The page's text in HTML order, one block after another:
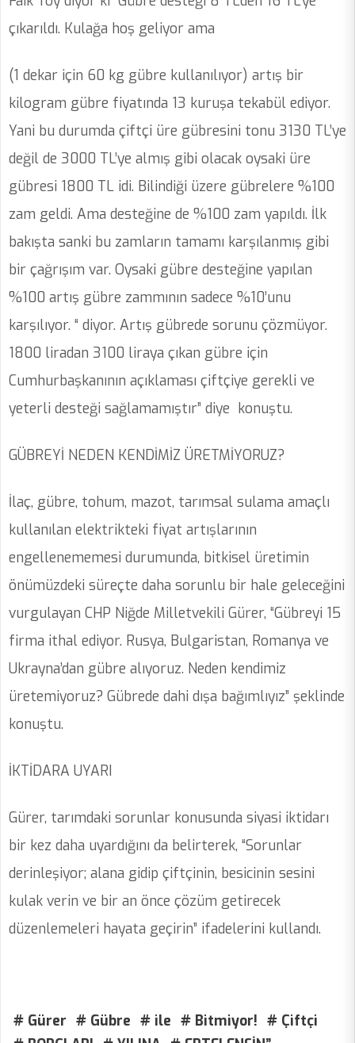
çıkarıldı. Kulağa hoş geliyor ama
(1 dekar için 60 kg gübre kullanılıyor) artış bir
kilogram gübre fiyatında 13 kuruşa tekabül ediyor.
Yani bu durumda çiftçi üre gübresini tonu 3130 TL’ye
değil de 3000 TL’ye almış gibi olacak oysaki üre
gübresi 1800 TL idi. Bilindiği üzere gübrelere %100
zam geldi. Ama desteğine de %100 zam yapıldı. İlk
bakışta sanki bu zamların tamamı karşılanmış gibi
bir çağrışım var. Oysaki gübre desteğine yapılan
%100 artış gübre zammının sadece %10’unu
karşılıyor. “ diyor. Artış gübrede sorunu çözmüyor.
1800 liradan 3100 liraya çıkan gübre için
Cumhurbaşkanının açıklaması çiftçiye gerekli ve
yeterli desteği sağlamamıştır” diye konuştu.
GÜBREYİ NEDEN KENDİMİZ ÜRETMİYORUZ?
İlaç, gübre, tohum, mazot, tarımsal sulama amaçlı
kullanılan elektrikteki fiyat artışlarının
engellenememesi durumunda, bitkisel üretimin
önümüzdeki süreçte daha sorunlu bir hale geleceğini
vurgulayan CHP Niğde Milletvekili Gürer, “Gübreyi 15
firma ithal ediyor. Rusya, Bulgaristan, Romanya ve
Ukrayna’dan gübre alıyoruz. Neden kendimiz
üretemiyoruz? Gübrede dahi dışa bağımlıyız” şeklinde
konuştu.
İKTİDARA UYARI
Gürer, tarımdaki sorunlar konusunda siyasi iktidarı
bir kez daha uyardığını da belirterek, “Sorunlar
derinleşiyor; alana gidip çiftçinin, besicinin sesini
kulak verin ve bir an önce çözüm getirecek
düzenlemeleri hayata geçirin” ifadelerini kullandı.
# Gürer # Gübre # ile # Bitmiyor! # Çiftçi